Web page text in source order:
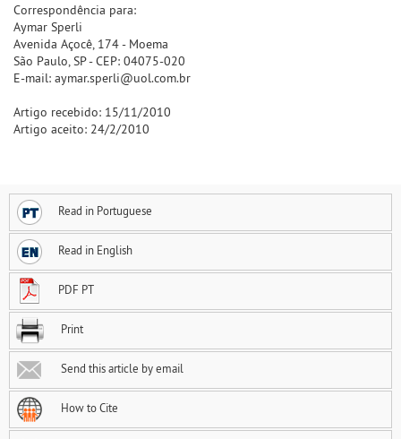
Correspondência para:
Aymar Sperli
Avenida Açocê, 174 - Moema
São Paulo, SP - CEP: 04075-020
E-mail: aymar.sperli@uol.com.br
Artigo recebido: 15/11/2010
Artigo aceito: 24/2/2010
Read in Portuguese
Read in English
PDF PT
Print
Send this article by email
How to Cite